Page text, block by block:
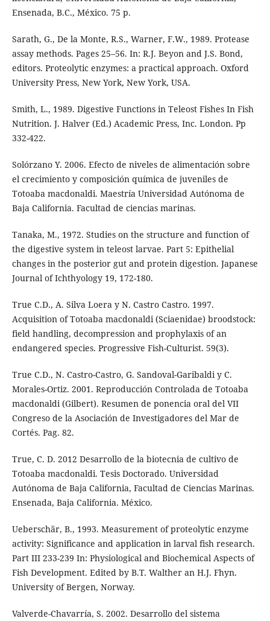
Ensenada, B.C., México. 75 p.
Sarath, G., De la Monte, R.S., Warner, F.W., 1989. Protease
assay methods. Pages 25–56. In: R.J. Beyon and J.S. Bond,
editors. Proteolytic enzymes: a practical approach. Oxford
University Press, New York, New York, USA.
Smith, L., 1989. Digestive Functions in Teleost Fishes In Fish
Nutrition. J. Halver (Ed.) Academic Press, Inc. London. Pp
332-422.
Solórzano Y. 2006. Efecto de niveles de alimentación sobre
el crecimiento y composición química de juveniles de
Totoaba macdonaldi. Maestría Universidad Autónoma de
Baja California. Facultad de ciencias marinas.
Tanaka, M., 1972. Studies on the structure and function of
the digestive system in teleost larvae. Part 5: Epithelial
changes in the posterior gut and protein digestion. Japanese
Journal of Ichthyology 19, 172-180.
True C.D., A. Silva Loera y N. Castro Castro. 1997.
Acquisition of Totoaba macdonaldi (Sciaenidae) broodstock:
field handling, decompression and prophylaxis of an
endangered species. Progressive Fish-Culturist. 59(3).
True C.D., N. Castro-Castro, G. Sandoval-Garibaldi y C.
Morales-Ortiz. 2001. Reproducción Controlada de Totoaba
macdonaldi (Gilbert). Resumen de ponencia oral del VII
Congreso de la Asociación de Investigadores del Mar de
Cortés. Pag. 82.
True, C. D. 2012 Desarrollo de la biotecnia de cultivo de
Totoaba macdonaldi. Tesis Doctorado. Universidad
Autónoma de Baja California, Facultad de Ciencias Marinas.
Ensenada, Baja California. México.
Ueberschär, B., 1993. Measurement of proteolytic enzyme
activity: Significance and application in larval fish research.
Part III 233-239 In: Physiological and Biochemical Aspects of
Fish Development. Edited by B.T. Walther an H.J. Fhyn.
University of Bergen, Norway.
Valverde-Chavarría, S. 2002. Desarrollo del sistema